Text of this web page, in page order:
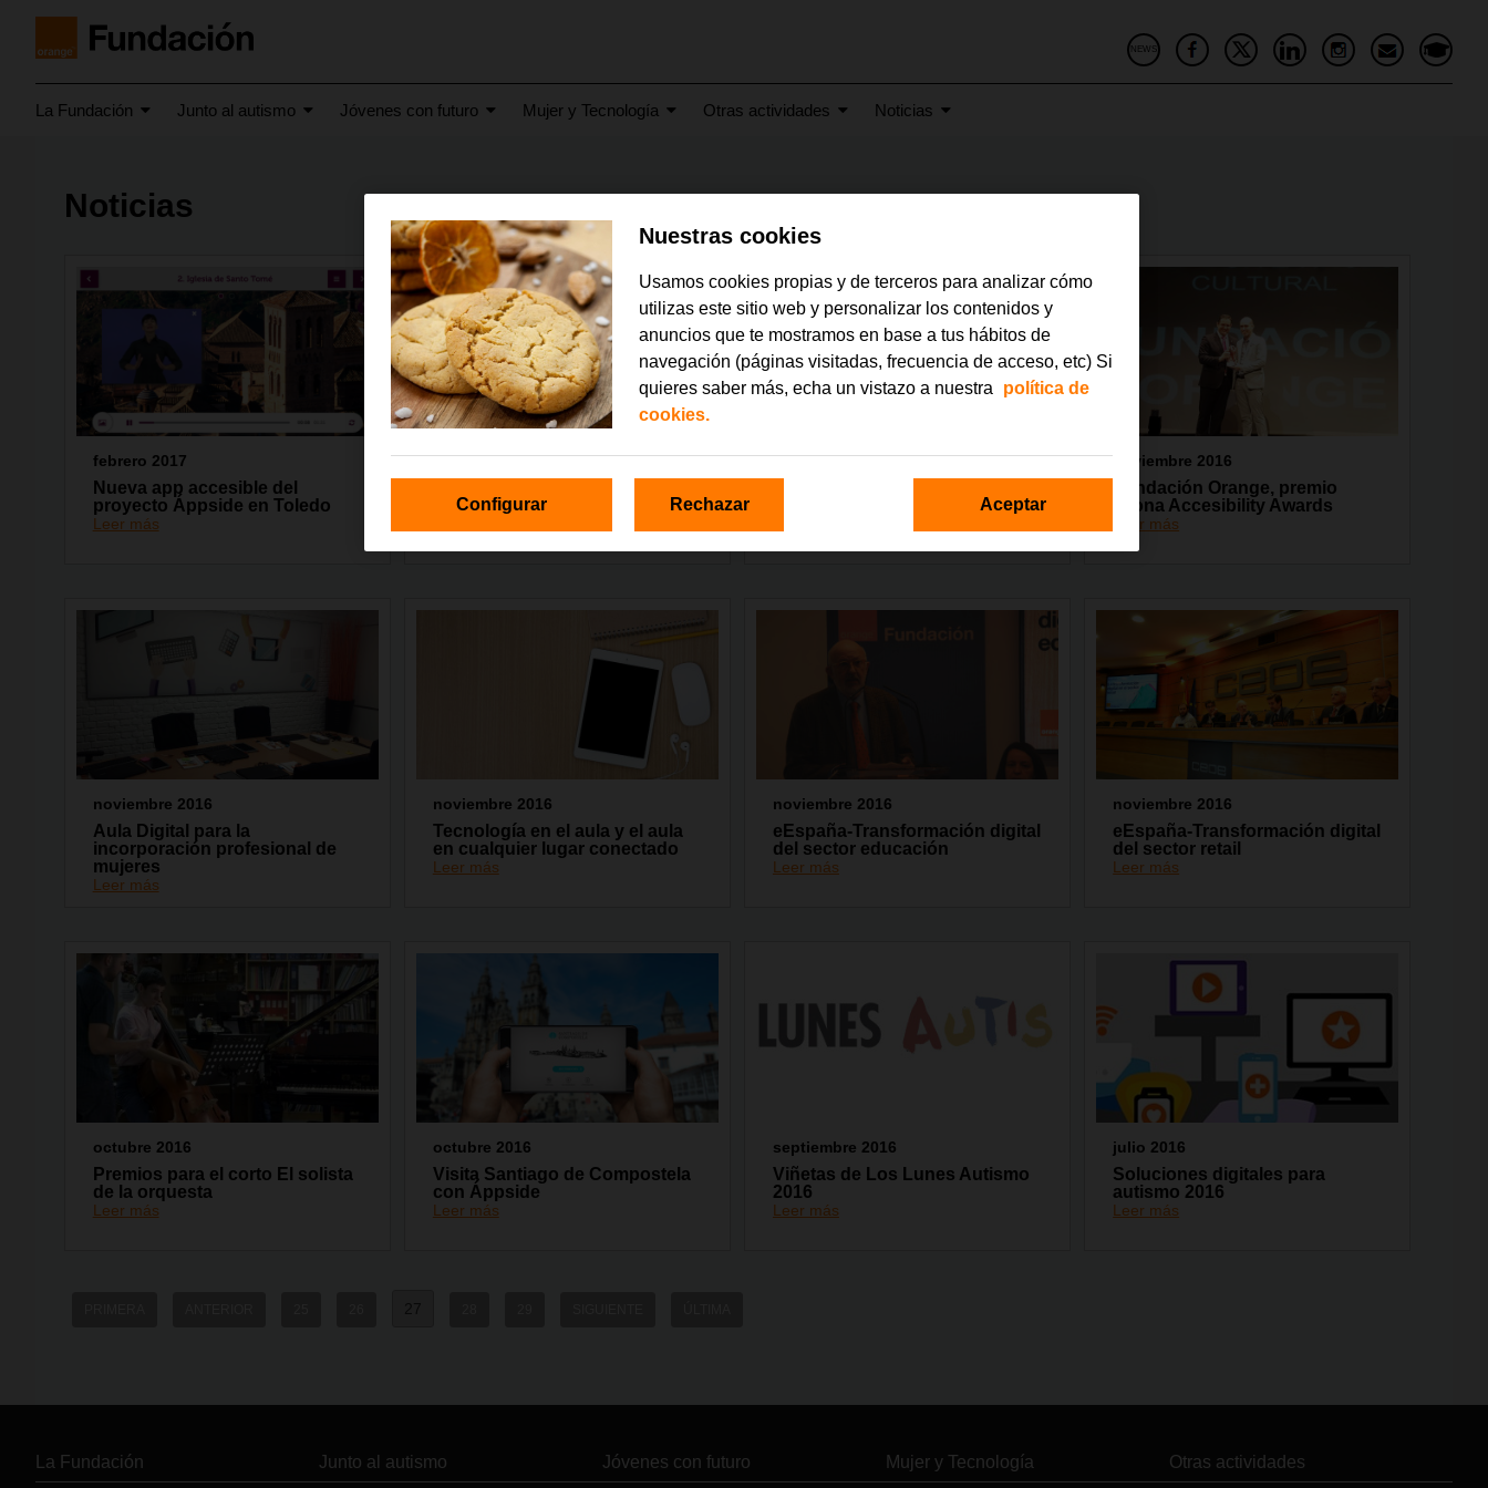
NEWS
La Fundación Junto al autismo Jóvenes con futuro Mujer y Tecnología Otras actividades Noticias
Noticias
febrero 2017
Nueva app accesible del
proyecto Áppside en Toledo
Leer más
diciembre 2016
2016
noviembre 2016 noviembre 2016
Fundación Orange, premio
Arona Accesibility Awards
Leer más
noviembre 2016
Aula Digital para la
incorporación profesional de
mujeres
Leer más
noviembre 2016
Tecnología en el aula y el aula
en cualquier lugar conectado
Leer más
noviembre 2016
eEspaña-Transformación digital
del sector educación
Leer más
noviembre 2016
eEspaña-Transformación digital
del sector retail
Leer más
octubre 2016
Premios para el corto El solista
de la orquesta
Leer más
octubre 2016
Visita Santiago de Compostela
con Áppside
Leer más
septiembre 2016
Viñetas de Los Lunes Autismo
2016
Leer más
julio 2016
Soluciones digitales para
autismo 2016
Leer más
La Fundación Junto al autismo Jóvenes con futuro Mujer y Tecnología Otras actividades
Nuestras cookies
Usamos cookies propias y de terceros para analizar cómo
utilizas este sitio web y personalizar los contenidos y
anuncios que te mostramos en base a tus hábitos de
navegación (páginas visitadas, frecuencia de acceso, etc) Si
quieres saber más, echa un vistazo a nuestra
política de
cookies.
Configurar Rechazar Aceptar